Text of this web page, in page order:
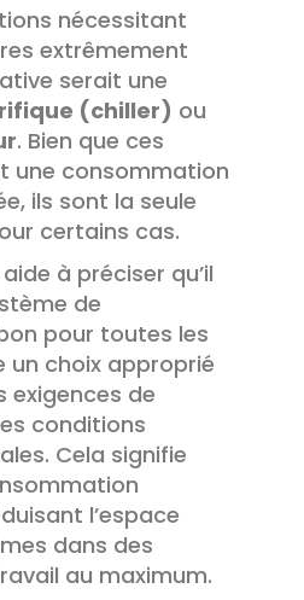
nécessitant
extrêmement
serait une
(chiller) ou
. Bien que ces
une consommation
ils sont la seule
certains cas.
à préciser qu’il
de
pour toutes les
un choix approprié
exigences de
conditions
Cela signifie
l’espace
dans des
au maximum.